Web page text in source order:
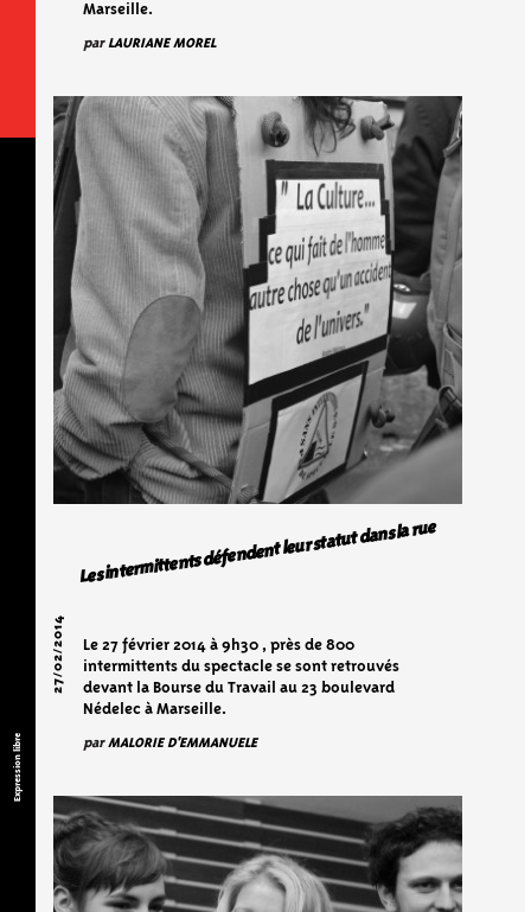
Expression libre
Marseille.
parLAURIANE MOREL
Les intermittents défendent leur statut dans la rue
27/02/2014
Le 27 février 2014 à 9h30 , près de 800
intermittents du spectacle se sont retrouvés
devant la Bourse du Travail au 23 boulevard
Nédelec à Marseille.
parMALORIE D'EMMANUELE